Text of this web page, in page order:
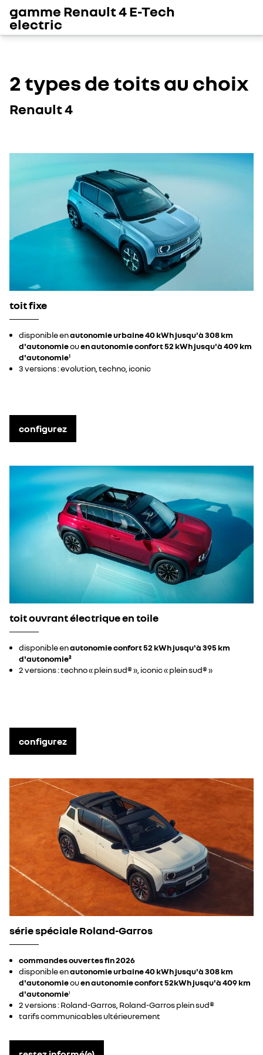
gamme Renault 4 E-Tech
electric
2 types de toits au choix
Renault 4
toit fixe
disponible enautonomie urbaine 40 kWh jusqu'à 308 km
d'autonomieouen autonomie confort 52 kWh jusqu'à 409 km
d'autonomie1
3 versions : evolution, techno, iconic
configurez
toit ouvrant électrique en toile
disponible enautonomie confort 52 kWh jusqu'à 395 km
d'autonomie²
2 versions : techno « plein sud® », iconic « plein sud® »
configurez
série spéciale Roland-Garros
commandes ouvertes fin 2026
disponible enautonomie urbaine 40 kWh jusqu'à 308 km
d'autonomieouen autonomie confort 52kWh jusqu'à 409 km
d'autonomie1
2 versions : Roland-Garros, Roland-Garros plein sud®
tarifs communicables ultérieurement